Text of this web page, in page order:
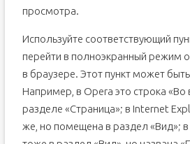
просмотра.
Используйте соответствующий
перейти в полноэкранный режим
в браузере. Этот пункт может
Например, в Opera это строка «Во
разделе «Страница»; в Internet
же, но помещена в раздел «Вид»;